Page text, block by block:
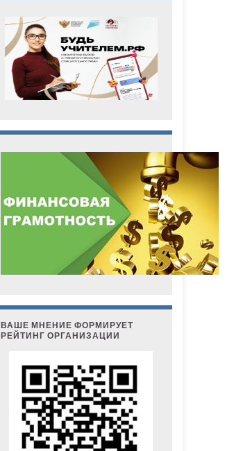
ВАШЕ МНЕНИЕ ФОРМИРУЕТ
РЕЙТИНГ ОРГАНИЗАЦИИ